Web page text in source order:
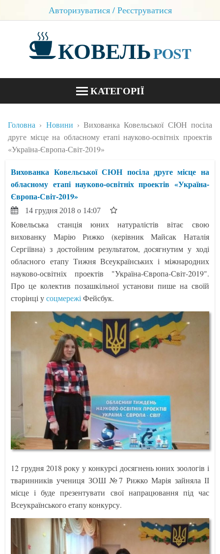
Авторизуватися / Реєструватися
КОВЕЛЬPOST
КАТЕГОРІЇ
БЛОГИ
КОНТАКТИ
Головна Новини
Вихованка Ковельської СЮН посіла
друге місце на обласному етапі науково-освітніх проектів
«Україна-Європа-Світ-2019»
Вихованка Ковельської СЮН посіла друге місце на
обласному етапі науково-освітніх проектів «Україна-
Європа-Світ-2019»
14 грудня 2018 о 14:07
Ковельська станція юних натуралістів вітає свою
вихованку Марію Рижко (керівник Майсак Наталія
Сергіївна) з достойним результатом, досягнутим у ході
обласного етапу Тижня Всеукраїнських і міжнародних
науково-освітніх проектів "Україна-Європа-Світ-2019".
Про це колектив позашкільної установи пише на своїй
сторінці усоцмережі Фейсбук.
12 грудня 2018 року у конкурсі досягнень юних зоологів і
тваринників учениця ЗОШ №7 Рижко Марія зайняла ІІ
місце і буде презентувати свої напрацювання під час
Всеукраїнського етапу конкурсу.